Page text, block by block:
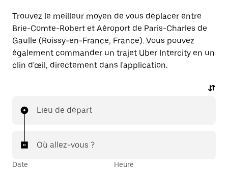
Trouvez le meilleur moyen de vous déplacer entre
Brie-Comte-Robert et Aéroport de Paris-Charles de
Gaulle (Roissy-en-France, France). Vous pouvez
également commander un trajet Uber Intercity en un
clin d'œil, directement dans l'application.
Lieu de départ
Où allez-vous ?
Date Heure